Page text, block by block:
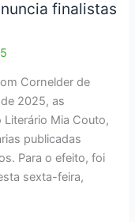
finalistas
Cornelder de
2025, as
Mia Couto,
publicadas
Para o efeito, foi
sexta-feira,